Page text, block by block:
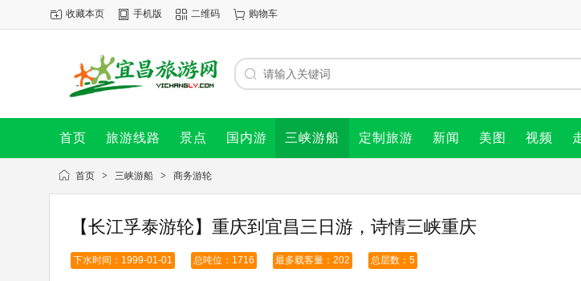
收藏本页 手机版 二维码 购物车
首页 旅游线路 景点 国内游 三峡游船 定制旅游 新闻 美图 视频
首页 > 三峡游船 > 商务游轮
【长江孚泰游轮】重庆到宜昌三日游，诗情三峡重庆
下水时间：1999-01-01 总吨位：1716 最多载客量：202 总层数：5